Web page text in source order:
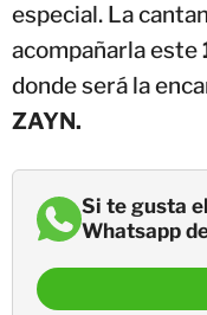
especial. La
acompañarla este
donde será la
ZAYN.
Si te gusta
Whatsapp